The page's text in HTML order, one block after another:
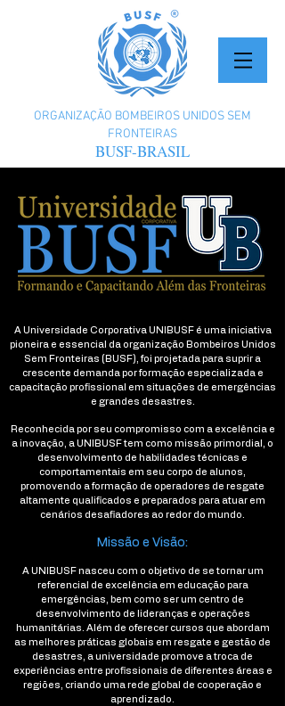
ORGANIZAÇÃO BOMBEIROS UNIDOS SEM
FRONTEIRAS
BUSF-BRASIL
A Universidade Corporativa UNIBUSF é uma iniciativa
pioneira e essencial da organização Bombeiros Unidos
Sem Fronteiras (BUSF), foi projetada para suprir a
crescente demanda por formação especializada e
capacitação profissional em situações de emergências
e grandes desastres.
Reconhecida por seu compromisso com a excelência e
a inovação, a UNIBUSF tem como missão primordial, o
desenvolvimento de habilidades técnicas e
comportamentais em seu corpo de alunos,
promovendo a formação de operadores de resgate
altamente qualificados e preparados para atuar em
cenários desafiadores ao redor do mundo.
Missão e Visão:
A UNIBUSF nasceu com o objetivo de se tornar um
referencial de excelência em educação para
emergências, bem como ser um centro de
desenvolvimento de lideranças e operações
humanitárias. Além de oferecer cursos que abordam
as melhores práticas globais em resgate e gestão de
desastres, a universidade promove a troca de
experiências entre profissionais de diferentes áreas e
regiões, criando uma rede global de cooperação e
aprendizado.